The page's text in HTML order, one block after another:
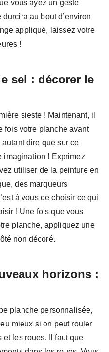
vous ayez un geste
au bout d’environ
appliqué, laissez votre
!
sel : décorer le
sieste ! Maintenant, il
fois votre planche avant
dire que sur ce
imagination ! Exprimez
utiliser de la peinture en
des marqueurs
à vous de choisir ce qui
! Une fois que vous
planche, appliquez une
non décoré.
horizons :
planche personnalisée,
mieux si on peut rouler
et les roues. Il faut que